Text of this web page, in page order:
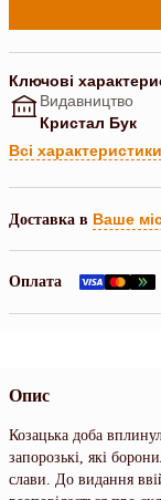
Ключові
Видавництво
Кристал Бук
Всі характеристики
Доставка в Ваше
Оплата
Опис
Козацька доба
запорозькі, які
слави. До видання